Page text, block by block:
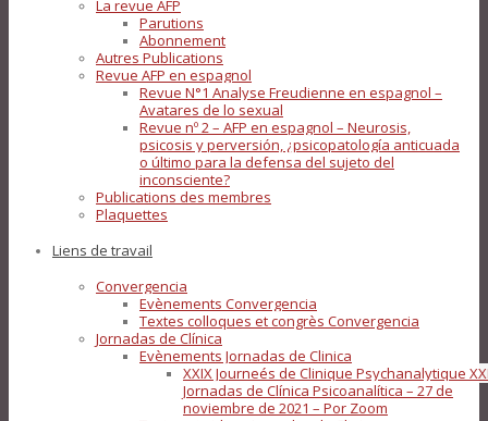
La revue AFP
Parutions
Abonnement
Autres Publications
Revue AFP en espagnol
Revue N°1 Analyse Freudienne en espagnol –
Avatares de lo sexual
Revue nº 2 – AFP en espagnol – Neurosis,
psicosis y perversión, ¿psicopatología anticuada
o último para la defensa del sujeto del
inconsciente?
Publications des membres
Plaquettes
Liens de travail
Convergencia
Evènements Convergencia
Textes colloques et congrès Convergencia
Jornadas de Clínica
Evènements Jornadas de Clinica
XXIX Journeés de Clinique Psychanalytique
Jornadas de Clínica Psicoanalítica – 27 de
noviembre de 2021 – Por Zoom